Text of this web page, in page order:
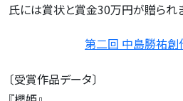
氏には賞状と賞金30万円が贈られ
第二回 中島勝祐創
〔受賞作品データ〕